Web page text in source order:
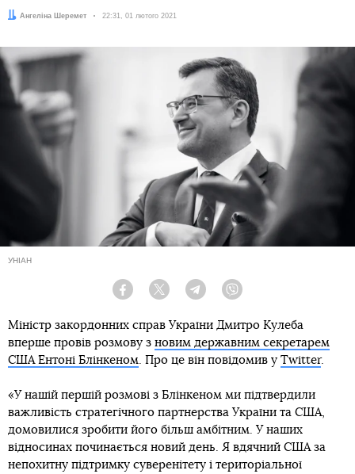
Автор:
Ангеліна Шеремет Дата:
22:31, 01 лютого 2021
УНІАН
Facebook Twitter Telegram
Міністр закордонних справ України Дмитро Кулеба
вперше провів розмову з новим державним секретарем
США Ентоні Блінкеном. Про це він повідомив у Twitter.
«У нашій першій розмові з Блінкеном ми підтвердили
важливість стратегічного партнерства України та США,
домовилися зробити його більш амбітним. У наших
відносинах починається новий день. Я вдячний США за
непохитну підтримку суверенітету і територіальної